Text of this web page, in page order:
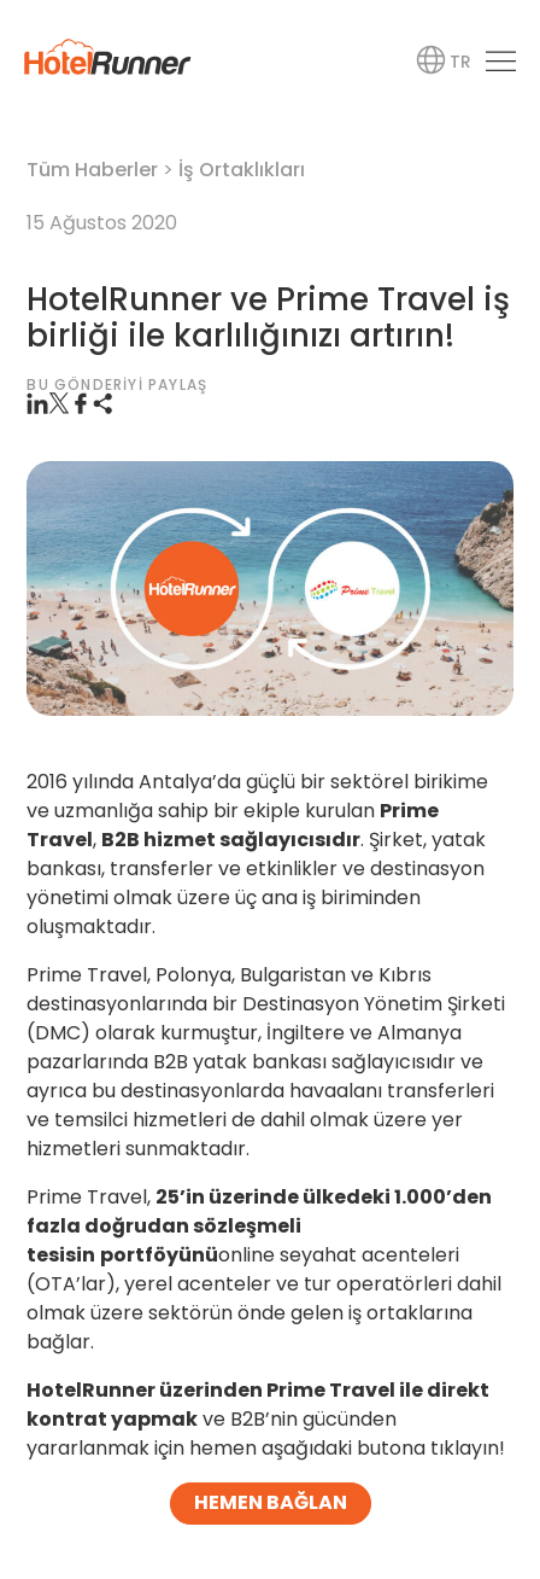
TR
Tüm Haberler > İş Ortaklıkları
15 Ağustos 2020
HotelRunner ve Prime Travel iş
birliği ile karlılığınızı artırın!
BU GÖNDERIYI PAYLAŞ
2016 yılında Antalya’da güçlü bir sektörel birikime
ve uzmanlığa sahip bir ekiple kurulan Prime
Travel, B2B hizmet sağlayıcısıdır. Şirket, yatak
bankası, transferler ve etkinlikler ve destinasyon
yönetimi olmak üzere üç ana iş biriminden
oluşmaktadır.
Prime Travel, Polonya, Bulgaristan ve Kıbrıs
destinasyonlarında bir Destinasyon Yönetim Şirketi
(DMC) olarak kurmuştur, İngiltere ve Almanya
pazarlarında B2B yatak bankası sağlayıcısıdır ve
ayrıca bu destinasyonlarda havaalanı transferleri
ve temsilci hizmetleri de dahil olmak üzere yer
hizmetleri sunmaktadır.
Prime Travel, 25’in üzerinde ülkedeki 1.000’den
fazla doğrudan sözleşmeli
tesisin portföyünüonline seyahat acenteleri
(OTA’lar), yerel acenteler ve tur operatörleri dahil
olmak üzere sektörün önde gelen iş ortaklarına
bağlar.
HotelRunner üzerinden Prime Travel ile direkt
kontrat yapmakve B2B’nin gücünden
yararlanmak için hemen aşağıdaki butona tıklayın!
HEMEN BAĞLAN